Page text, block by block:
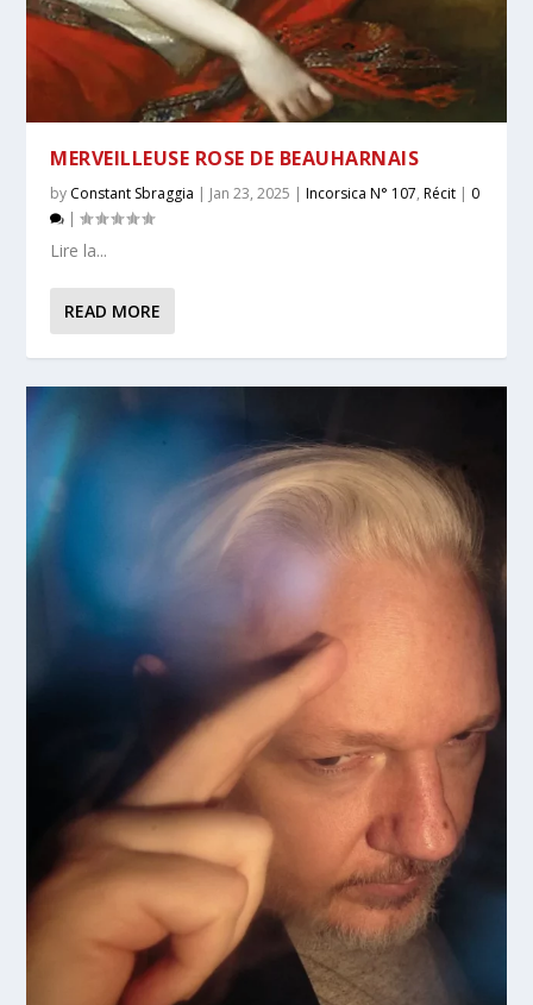
MERVEILLEUSE ROSE DE BEAUHARNAIS
by Constant Sbraggia Jan 23, 2025 |Incorsica N° 107,Récit
0
|
Lire la...
READ MORE